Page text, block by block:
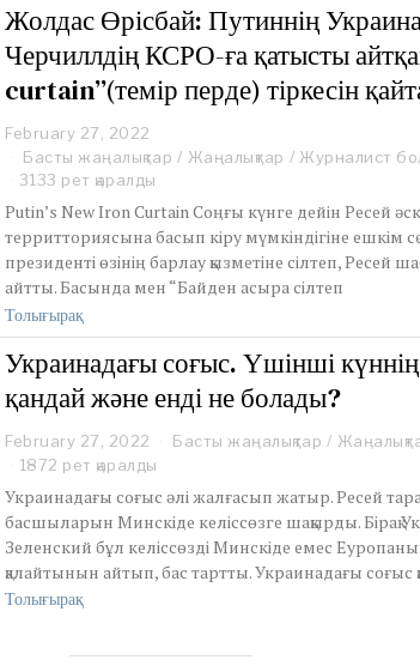
2
Жолдас Өрісбай: Путиннің
Черчиллдің КСРО-ға қатысты
curtain”(темір перде) тіркесін
February 27, 2022
e
b
u
a
r
y
2
0
2
Басты жаңалықтар / Жаңалықтар / Журналист
3133 рет қаралды
Putin’s New Iron Curtain Соңғы күнге дейін Ресей
территториясына басып кіру мүмкіндігіне ешкім
президенті өзінің барлау қызметіне сілтеп,
айтты. Басында мен “Байден асыра сілтеп
Толығырақ
Украинадағы соғыс. Үшінші
қандай және енді не болады?
February 27, 2022
e
r
u
a
r
,
Басты жаңалықтар /
1872 рет қаралды
Украинадағы соғыс әлі жалғасып жатыр. Ресей
басшыларын Минскіде келіссөзге шақырды. Бірақ
Зеленский бұл келіссөзді Минскіде емес Еуропаның
қалайтынын айтып, бас тартты. Украинадағы соғыс
Толығырақ